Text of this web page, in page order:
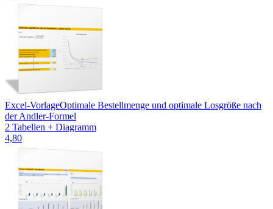
Excel-VorlageOptimale Bestellmenge und optimale Losgröße nach
der Andler-Formel
2 Tabellen + Diagramm
4,80